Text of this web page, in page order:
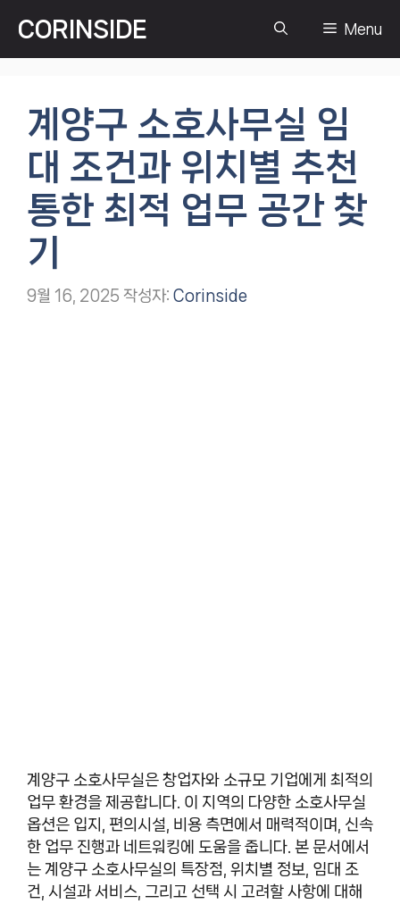
츠
CORINSIDE Menu
계양구 소호사무실 임
대 조건과 위치별 추천
통한 최적 업무 공간 찾
기
9월 16, 2025 작성자: Corinside
계양구 소호사무실은 창업자와 소규모 기업에게 최적의
업무 환경을 제공합니다. 이 지역의 다양한 소호사무실
옵션은 입지, 편의시설, 비용 측면에서 매력적이며, 신속
한 업무 진행과 네트워킹에 도움을 줍니다. 본 문서에서
는 계양구 소호사무실의 특장점, 위치별 정보, 임대 조
건, 시설과 서비스, 그리고 선택 시 고려할 사항에 대해